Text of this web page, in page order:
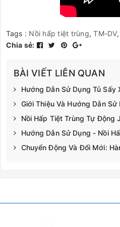
Tags : Nồi hấp tiệt trùng,TM-DV,
Chia sẻ:
BÀI VIẾT LIÊN QUAN
Hướng Dẫn Sử Dụng Tủ
Giới Thiệu Và Hướng Dẫn
Nồi Hấp Tiệt Trùng Tự Động
Hướng Dẫn Sử Dụng - Nồi
Chuyển Động Và Đổi Mới: